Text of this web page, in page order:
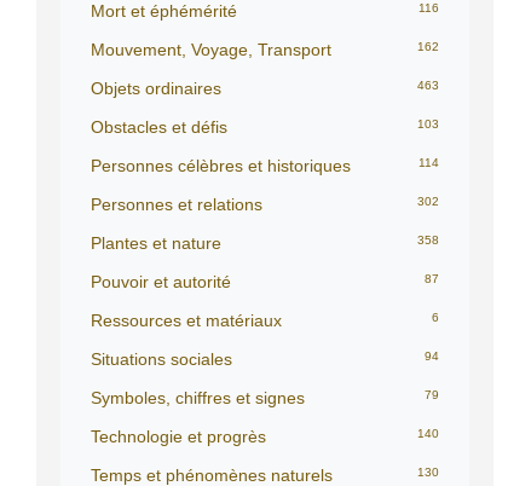
Mort et éphémérité 116
Mouvement, Voyage, Transport 162
Objets ordinaires 463
Obstacles et défis 103
Personnes célèbres et historiques 114
Personnes et relations 302
Plantes et nature 358
Pouvoir et autorité 87
Ressources et matériaux 6
Situations sociales 94
Symboles, chiffres et signes 79
Technologie et progrès 140
Temps et phénomènes naturels 130